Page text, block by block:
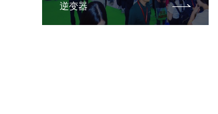
逆变器